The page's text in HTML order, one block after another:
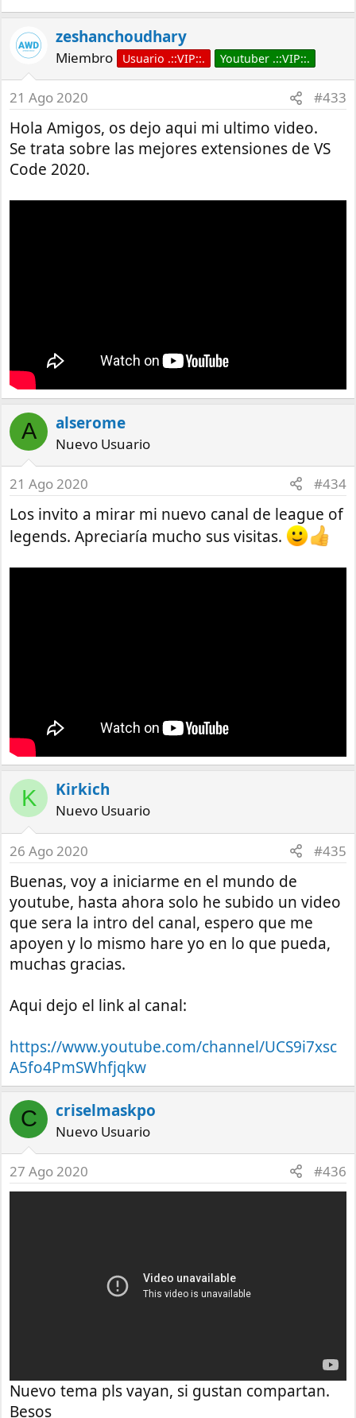
zeshanchoudhary
Miembro Usuario .::VIP::. Youtuber .::VIP::.
21 Ago 2020 #433
Hola Amigos, os dejo aqui mi ultimo video.
Se trata sobre las mejores extensiones de VS
Code 2020.
A alserome
Nuevo Usuario
21 Ago 2020 #434
Los invito a mirar mi nuevo canal de league of
legends. Apreciaría mucho sus visitas.
K Kirkich
Nuevo Usuario
26 Ago 2020 #435
Buenas, voy a iniciarme en el mundo de
youtube, hasta ahora solo he subido un video
que sera la intro del canal, espero que me
apoyen y lo mismo hare yo en lo que pueda,
muchas gracias.
Aqui dejo el link al canal:
https://www.youtube.com/channel/UCS9i7xsc
A5fo4PmSWhfjqkw
C criselmaskpo
Nuevo Usuario
27 Ago 2020 #436
Nuevo tema pls vayan, si gustan compartan.
Besos